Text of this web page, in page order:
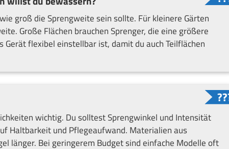
groß die Sprengweite sein sollte. Für kleinere Gärten
Große Flächen brauchen Sprenger, die eine größere
flexibel einstellbar ist, damit du auch Teilflächen
wichtig. Du solltest Sprengwinkel und Intensität
Haltbarkeit und Pflegeaufwand. Materialien aus
länger. Bei geringerem Budget sind einfache Modelle oft